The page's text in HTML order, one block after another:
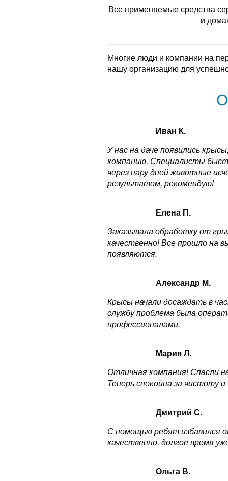
Все применяемые средства
и
Многие люди и компании на
нашу организацию для
Иван К.
У нас на даче появились
компанию. Специалисты
через пару дней животные
результатом, рекомендую!
Елена П.
Заказывала обработку от
качественно! Все прошло на
появляются.
Александр М.
Крысы начали досаждать в
службу проблема была
профессионалами.
Мария Л.
Отличная компания! Спасли
Теперь спокойна за чистоту и
Дмитрий С.
С помощью ребят избавился
качественно, долгое время
Ольга В.